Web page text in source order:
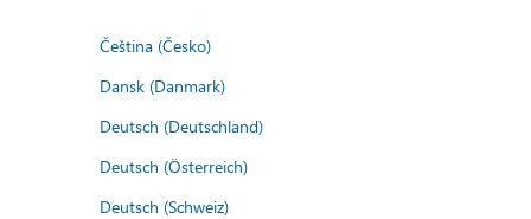
Čeština (Česko)
Dansk (Danmark)
Deutsch (Deutschland)
Deutsch (Österreich)
Deutsch (Schweiz)